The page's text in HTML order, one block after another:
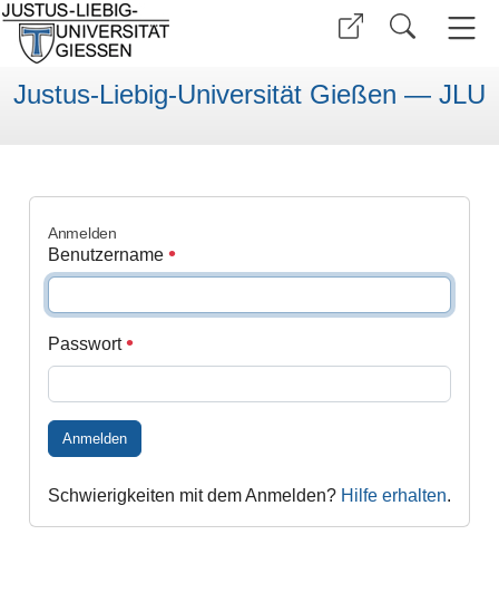
Justus-Liebig-Universität Gießen — JLU
Anmelden
Benutzername
Passwort
Anmelden
Schwierigkeiten mit dem Anmelden? Hilfe erhalten.